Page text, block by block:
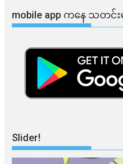
mobile app ​​ကနေ ​​သတင်း
Slider!